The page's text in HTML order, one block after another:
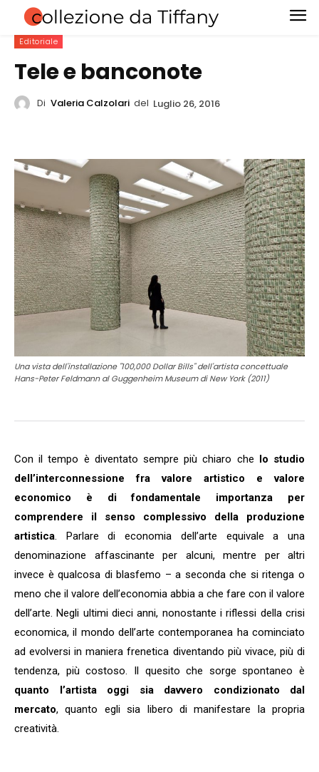
Editoriale
Tele e banconote
Di Valeria Calzolari del Luglio 26, 2016
Una vista dell'installazione "100,000 Dollar Bills" dell'artista concettuale
Hans-Peter Feldmann al Guggenheim Museum di New York (2011)
Con il tempo è diventato sempre più chiaro che lo studio
dell’interconnessione fra valore artistico e valore
economico è di fondamentale importanza per
comprendere il senso complessivo della produzione
artistica. Parlare di economia dell’arte equivale a una
denominazione affascinante per alcuni, mentre per altri
invece è qualcosa di blasfemo – a seconda che si ritenga o
meno che il valore dell’economia abbia a che fare con il valore
dell’arte. Negli ultimi dieci anni, nonostante i riflessi della crisi
economica, il mondo dell’arte contemporanea ha cominciato
ad evolversi in maniera frenetica diventando più vivace, più di
tendenza, più costoso. Il quesito che sorge spontaneo è
quanto l’artista oggi sia davvero condizionato dal
mercato, quanto egli sia libero di manifestare la propria
creatività.